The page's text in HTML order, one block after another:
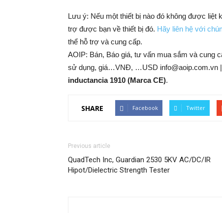
Lưu ý: Nếu một thiết bị nào đó không được liệt
trợ được bạn về thiết bị đó. Hãy liên hệ với
thể hỗ trợ và cung cấp.
AOIP: Bán, Báo giá, tư vấn mua sắm và cung
sử dụng, giá…VNĐ, …USD info@aoip.com.vn |
inductancia 1910 (Marca CE).
SHARE Facebook Twitter
Previous article
QuadTech Inc, Guardian 2530 5KV AC/DC/IR
Hipot/Dielectric Strength Tester